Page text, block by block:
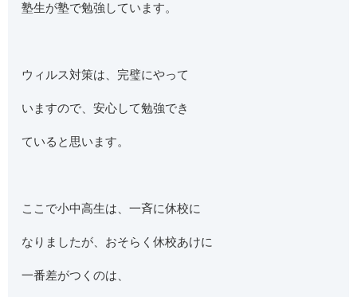
塾生が塾で勉強しています。
ウィルス対策は、完璧にやって
いますので、安心して勉強でき
ていると思います。
ここで小中高生は、一斉に休校に
なりましたが、おそらく休校あけに
一番差がつくのは、